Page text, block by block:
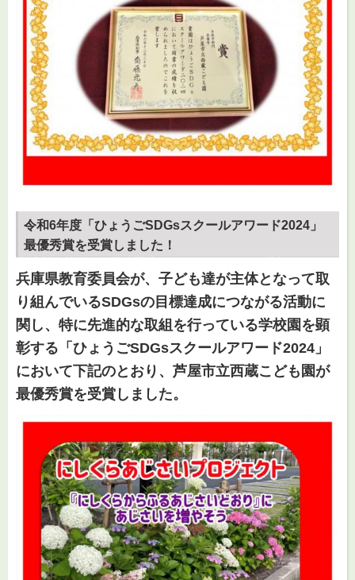
令和6年度「ひょうごSDGsスクールアワード2024」
最優秀賞を受賞しました！
兵庫県教育委員会が、子ども達が主体となって取
り組んでいるSDGsの目標達成につながる活動に
関し、特に先進的な取組を行っている学校園を顕
彰する 「ひょうごSDGsスクールアワード2024」
において下記のとおり、芦屋市立西蔵こども園が
最優秀賞を受賞しました。